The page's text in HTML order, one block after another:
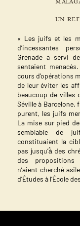
UN
« Les juifs et les
d’incessantes
Grenade a servi
sentaient
cours d’opérations
de leur éviter les
beaucoup de villes
Séville à Barcelone,
purent, les juifs
La mise sur pied
semblable de
constituaient la
pas jusqu’à̀ des
des propositions
n’aient cherché asile à Grenade »
d’Études à l’École